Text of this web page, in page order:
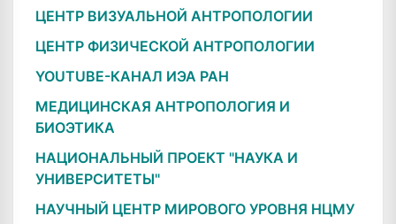
ЦЕНТР ВИЗУАЛЬНОЙ АНТРОПОЛОГИИ
ЦЕНТР ФИЗИЧЕСКОЙ АНТРОПОЛОГИИ
YOUTUBE-КАНАЛ ИЭА РАН
МЕДИЦИНСКАЯ АНТРОПОЛОГИЯ И
БИОЭТИКА
НАЦИОНАЛЬНЫЙ ПРОЕКТ "НАУКА И
УНИВЕРСИТЕТЫ"
НАУЧНЫЙ ЦЕНТР МИРОВОГО УРОВНЯ НЦМУ